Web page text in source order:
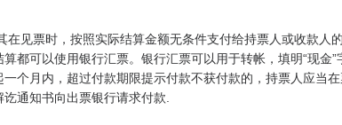
见票时，按照实际结算金额无条件支付给持票人或收款人的
都可以使用银行汇票。银行汇票可以用于转帐，填明“现金”
个月内，超过付款期限提示付款不获付款的，持票人应当
通知书向出票银行请求付款.